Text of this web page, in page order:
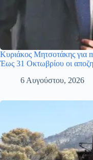
Κυριάκος Μητσοτάκης για
Έως 31 Οκτωβρίου οι
6 Αυγούστου, 2026